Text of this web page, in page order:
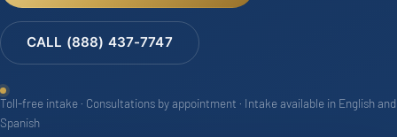
CALL (888) 437-7747
Toll-free intake · Consultations by appointment · Intake available in English and
Spanish